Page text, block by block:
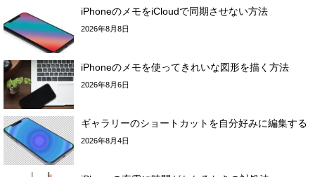
iPhoneのメモをiCloudで同期させない方法
2026年8月8日
iPhoneのメモを使ってきれいな図形を描く方法
2026年8月6日
ギャラリーのショートカットを自分好みに編集する
2026年8月4日